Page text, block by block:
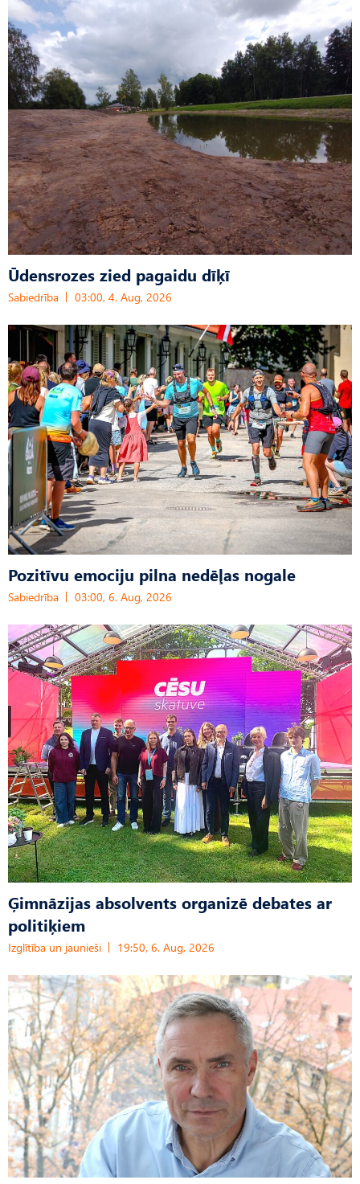
Ūdensrozes zied pagaidu dīķī
Sabiedrība 03:00, 4. Aug, 2026
Pozitīvu emociju pilna nedēļas nogale
Sabiedrība 03:00, 6. Aug, 2026
Ģimnāzijas absolvents organizē debates ar
politiķiem
Izglītība un jaunieši 19:50, 6. Aug, 2026